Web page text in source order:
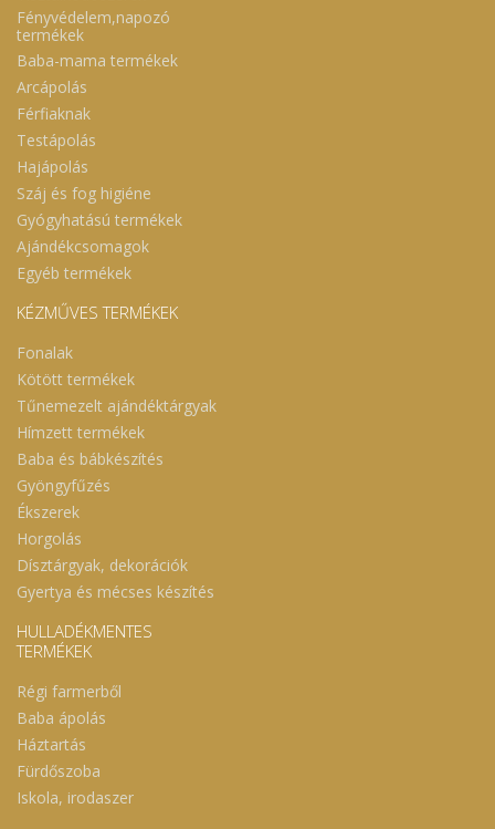
Fényvédelem,napozó
termékek
Baba-mama termékek
Arcápolás
Férfiaknak
Testápolás
Hajápolás
Száj és fog higiéne
Gyógyhatású termékek
Ajándékcsomagok
Egyéb termékek
KÉZMŰVES TERMÉKEK
Fonalak
Kötött termékek
Tűnemezelt ajándéktárgyak
Hímzett termékek
Baba és bábkészítés
Gyöngyfűzés
Ékszerek
Horgolás
Dísztárgyak, dekorációk
Gyertya és mécses készítés
HULLADÉKMENTES
TERMÉKEK
Régi farmerből
Baba ápolás
Háztartás
Fürdőszoba
Iskola, irodaszer